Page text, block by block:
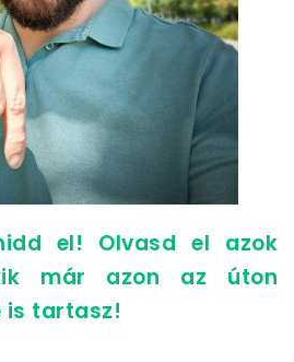
el! Olvasd el azok
már azon az úton
is tartasz!